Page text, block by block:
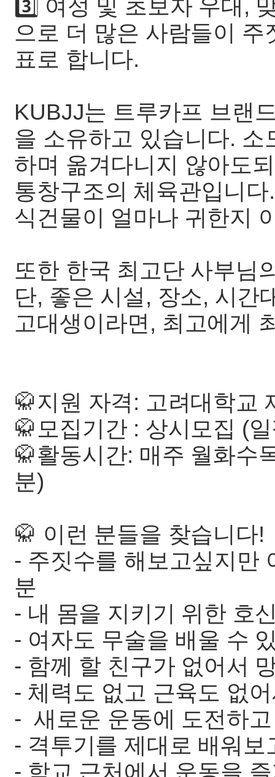
3️⃣ 여성 및 초보자 우대,
으로 더 많은 사람들이
표로 합니다.
KUBJJ는 트루카프 브랜
을 소유하고 있습니다.
하며 옮겨다니지 않아도
통창구조의 체육관입니
식건물이 얼마나 귀한지
또한 한국 최고단 사부님
단, 좋은 시설, 장소, 시간
고대생이라면, 최고에게
🥋지원 자격: 고려대학교
🥋모집기간 : 상시모집 (
🥋활동시간: 매주 월화수
분)
🥋 이런 분들을 찾습니다!
- 주짓수를 해보고싶지만
분
- 내 몸을 지키기 위한 호
- 여자도 무술을 배울 수
- 함께 할 친구가 없어서
- 체력도 없고 근육도 없
- 새로운 운동에 도전하
- 격투기를 제대로 배워보
- 학교 근처에서 운동을